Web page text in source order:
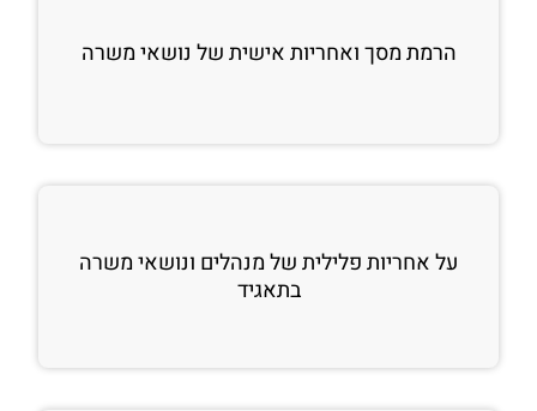
הרמת מסך ואחריות אישית של נושאי משרה
על אחריות פלילית של מנהלים ונושאי משרה
בתאגיד